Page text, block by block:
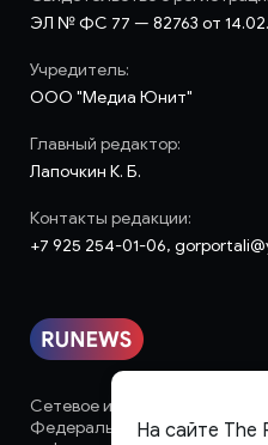
Сетевое издание «runews»
Федеральной службе по
ЭЛ № ФС 77 — 82763 от
Учредитель:
ООО "Медиа Юнит"
Главный редактор:
Лапочкин К. Б.
Контакты редакции:
+7 925 254-01-06,
На сайте The